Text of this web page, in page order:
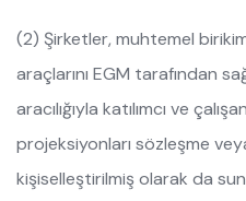
(2) Şirketler, muhtemel
araçlarını EGM tarafından
aracılığıyla katılımcı ve
projeksiyonları sözleşme
kişiselleştirilmiş olarak da